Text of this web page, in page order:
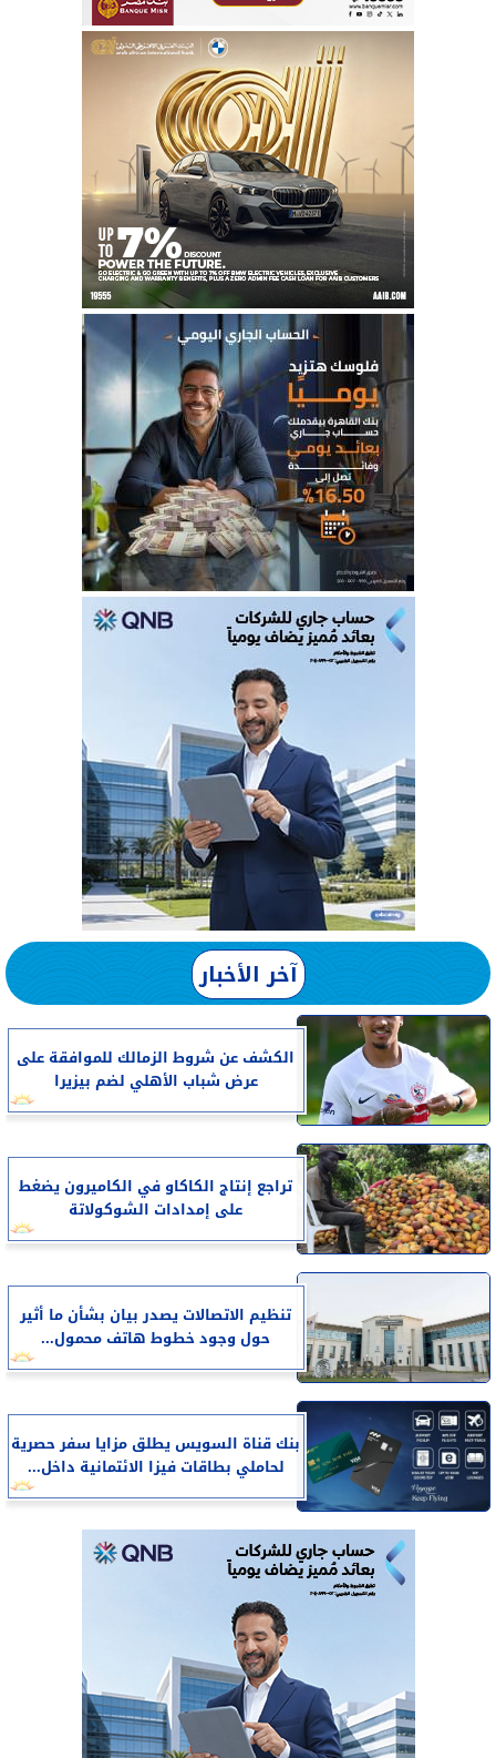
آخر الأخبار
الكشف عن شروط الزمالك للموافقة على
عرض شباب الأهلي لضم بيزيرا
تراجع إنتاج الكاكاو في الكاميرون يضغط
على إمدادات الشوكولاتة
تنظيم الاتصالات يصدر بيان بشأن ما أثير
حول وجود خطوط هاتف محمول...
بنك قناة السويس يطلق مزايا سفر حصرية
لحاملي بطاقات فيزا الائتمانية داخل...